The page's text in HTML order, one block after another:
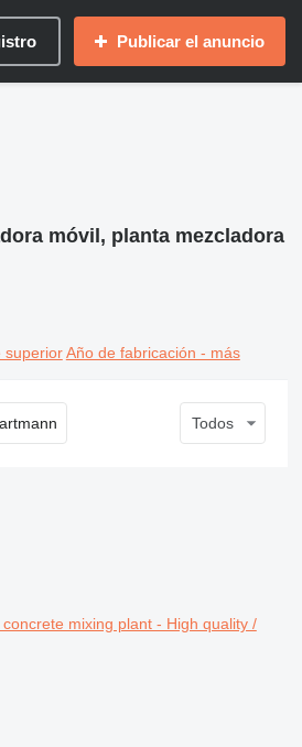
Publicar el anuncio
móvil, planta mezcladora
superior Año de fabricación - más
Todos
mixing plant - High quality /